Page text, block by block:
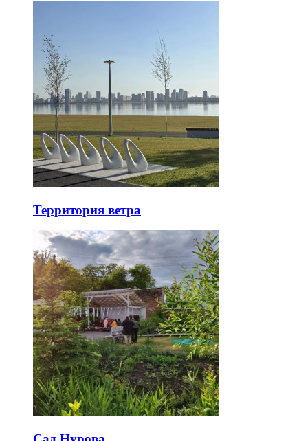
Территория ветра